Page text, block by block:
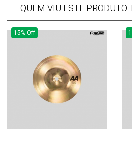
QUEM VIU ESTE PRODUTO
15% Off